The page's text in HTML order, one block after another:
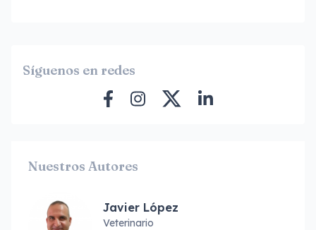
Síguenos en redes
Nuestros Autores
Javier López
Veterinario